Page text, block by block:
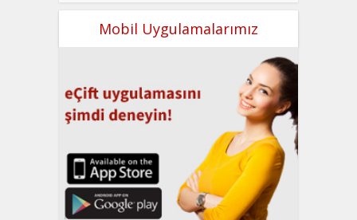
Mobil Uygulamalarımız